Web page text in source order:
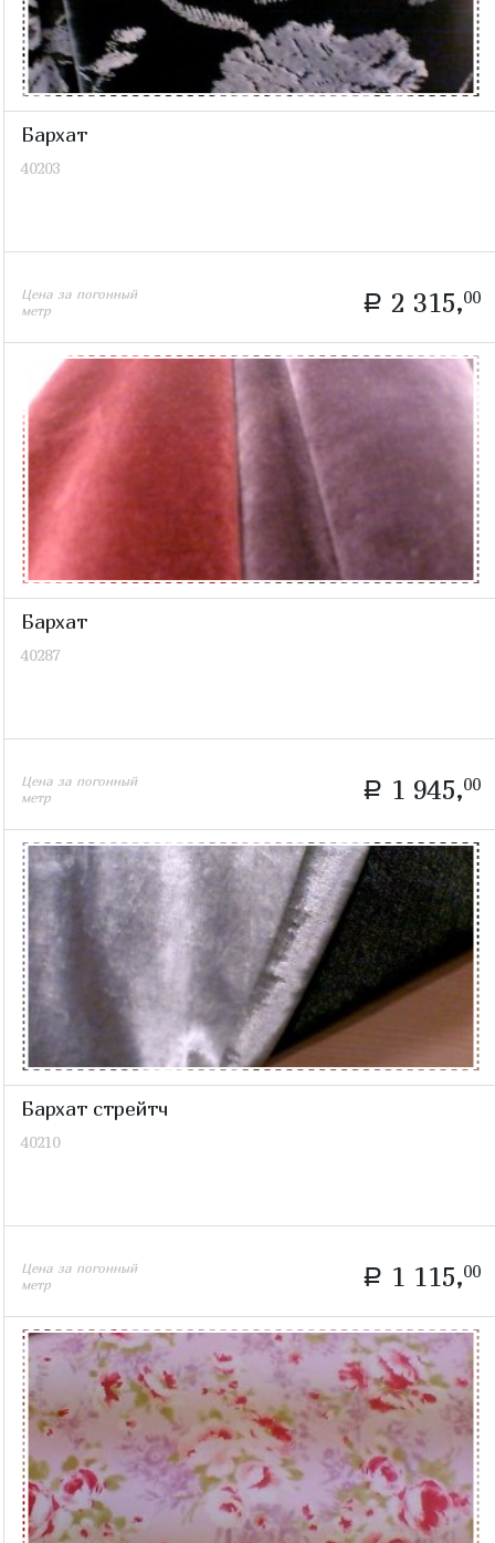
Бархат
40203
Цена за погонный
метр
a 2 315,00
Бархат
40287
Цена за погонный
метр
a 1 945,00
Бархат стрейтч
40210
Цена за погонный
метр
a 1 115,00